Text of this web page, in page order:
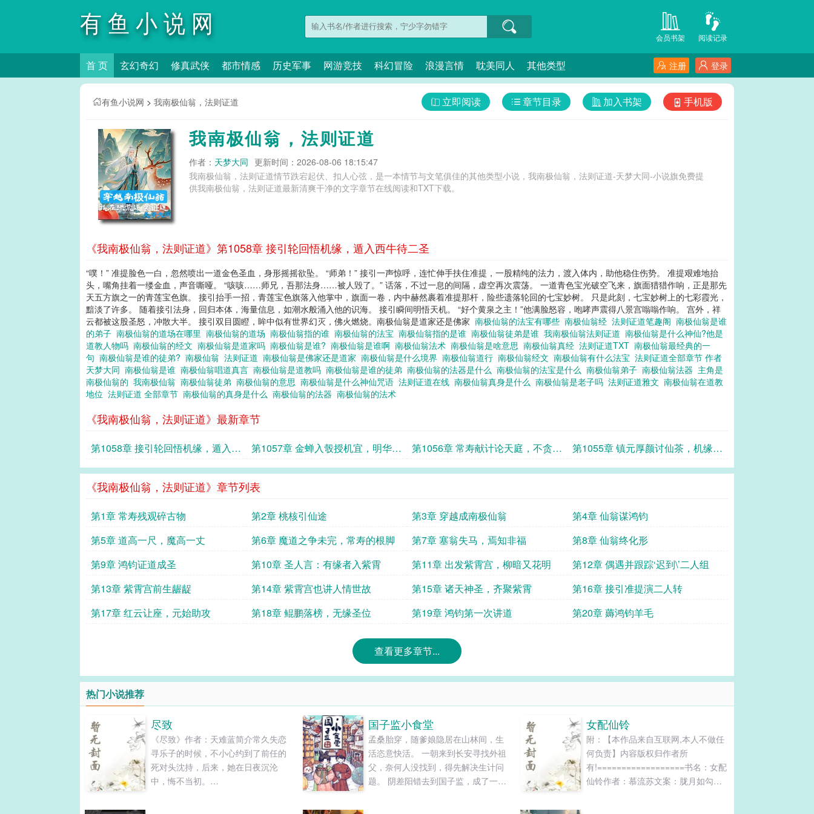
有鱼小说网 阅读记录
会员书架
首 页 玄幻奇幻 修真武侠 都市情感 历史军事 网游竞技 科幻冒险 浪漫言情 耽美同人 其他类型 登录
注册
有鱼小说网 > 我南极仙翁，法则证道 手机版
加入书架
章节目录
立即阅读
我南极仙翁，法则证道
作者： 天梦大同 更新时间：2026-08-06 18:15:47
我南极仙翁，法则证道情节跌宕起伏、扣人心弦，是一本情节与文笔俱佳的其他类型小说，我南极仙翁，法则证道-天梦大同-小说旗免费提
供我南极仙翁，法则证道最新清爽干净的文字章节在线阅读和TXT下载。
《我南极仙翁，法则证道》第1058章 接引轮回悟机缘，遁入西牛待二圣
“噗！” 准提脸色一白，忽然喷出一道金色圣血，身形摇摇欲坠。 “师弟！” 接引一声惊呼，连忙伸手扶住准提，一股精纯的法力，渡入体内，助他稳住伤势。 准提艰难地抬
头，嘴角挂着一缕金血，声音嘶哑。 “咳咳……师兄，吾那法身……被人毁了。” 话落，不过一息的间隔，虚空再次震荡。 一道青色宝光破空飞来，旗面猎猎作响，正是那先
天五方旗之一的青莲宝色旗。 接引抬手一招，青莲宝色旗落入他掌中，旗面一卷，内中赫然裹着准提那杆，险些遗落轮回的七宝妙树。 只是此刻，七宝妙树上的七彩霞光，
黯淡了许多。 随着接引法身，回归本体，海量信息，如潮水般涌入他的识海。 接引瞬间明悟天机。 “好个黄泉之主！”他满脸怒容，咆哮声震得八景宫嗡嗡作响。 宫外，祥
云都被这股圣怒，冲散大半。 接引双目圆瞪，眸中似有世界幻灭，佛火燃烧。南极仙翁是道家还是佛家 南极仙翁的法宝有哪些 南极仙翁经 法则证道笔趣阁 南极仙翁是谁
的弟子 南极仙翁的道场在哪里 南极仙翁的道场 南极仙翁指的谁 南极仙翁的法宝 南极仙翁指的是谁 南极仙翁徒弟是谁 我南极仙翁法则证道 南极仙翁是什么神仙?他是
道教人物吗 南极仙翁的经文 南极仙翁是道家吗 南极仙翁是谁? 南极仙翁是谁啊 南极仙翁法术 南极仙翁是啥意思 南极仙翁真经 法则证道TXT 南极仙翁最经典的一
句 南极仙翁是谁的徒弟? 南极仙翁 法则证道 南极仙翁是佛家还是道家 南极仙翁是什么境界 南极仙翁道行 南极仙翁经文 南极仙翁有什么法宝 法则证道全部章节 作者
天梦大同 南极仙翁是谁 南极仙翁唱道真言 南极仙翁是道教吗 南极仙翁是谁的徒弟 南极仙翁的法器是什么 南极仙翁的法宝是什么 南极仙翁弟子 南极仙翁法器 主角是
南极仙翁的 我南极仙翁 南极仙翁徒弟 南极仙翁的意思 南极仙翁是什么神仙咒语 法则证道在线 南极仙翁真身是什么 南极仙翁是老子吗 法则证道雅文 南极仙翁在道教
地位 法则证道 全部章节 南极仙翁的真身是什么 南极仙翁的法器 南极仙翁的法术
《我南极仙翁，法则证道》最新章节
第1058章 接引轮回悟机缘，遁入西
牛待二圣
第1057章 金蝉入彀授机宜，明华真
经悟佛性
第1056章 常寿献计论天庭，不贪虚
名求实权
第1055章 镇元厚颜讨仙茶，机缘将
至问何求
《我南极仙翁，法则证道》章节列表
第1章 常寿残观碎古物 第2章 桃核引仙途 第3章 穿越成南极仙翁
第4章 仙翁谋鸿钧
第5章 道高一尺，魔高一丈
第6章 魔道之争未完，常寿的根脚 第7章 塞翁失马，焉知非福
第8章 仙翁终化形
第9章 鸿钧证道成圣
第10章 圣人言：有缘者入紫霄 第11章 出发紫霄宫，柳暗又花明
第12章 偶遇并跟踪‘迟到\’二人组
第13章 紫霄宫前生龌龊
第14章 紫霄宫也讲人情世故 第15章 诸天神圣，齐聚紫霄
第16章 接引准提演二人转
第17章 红云让座，元始助攻
第18章 鲲鹏落榜，无缘圣位 第19章 鸿钧第一次讲道 第20章 薅鸿钧羊毛
查看更多章节...
热门小说推荐
尽致
《尽致》作者：天难蓝简介常久失恋
寻乐子的时候，不小心约到了前任的
死对头沈持，后来，她在日夜沉沦
中，悔不当初。
———————————————————
国子监小食堂
孟桑胎穿，随爹娘隐居在山林间，生
活恣意快活。 一朝来到长安寻找外祖
父，奈何人没找到，得先解决生计问
题。 阴差阳错去到国子监，成了一位
女配仙铃
附：【本作品来自互联网,本人不做任
何负责】内容版权归作者所
有!==================书名：女配
仙铃作者：慕流苏文案：胧月如勾，